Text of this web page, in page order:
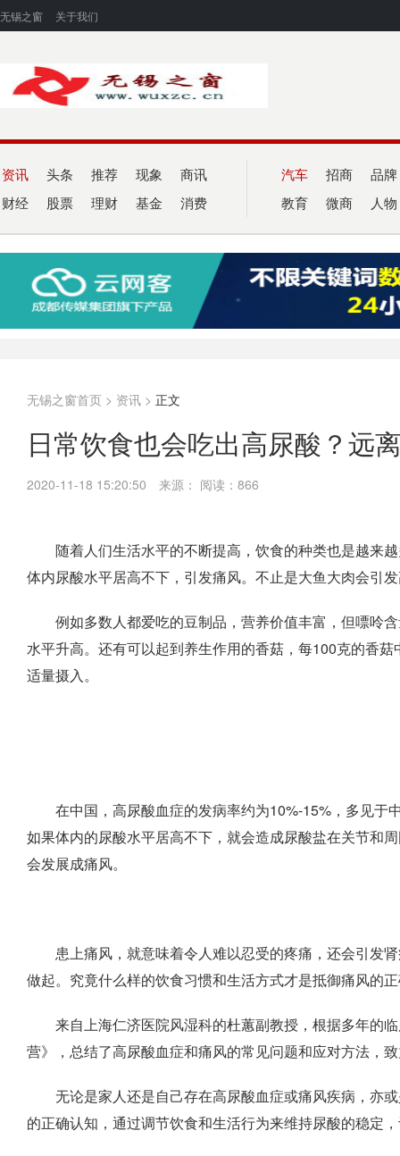
无锡之窗 关于我们
资讯 头条 推荐 现象 商讯
财经 股票 理财 基金 消费
汽车 招商 品牌
教育 微商 人物
无锡之窗首页 > 资讯 > 正文
日常饮食也会吃出高尿酸？远
2020-11-18 15:20:50 来源： 阅读：866
随着人们生活水平的不断提高，饮食的种类也是越来
体内尿酸水平居高不下，引发痛风。不止是大鱼大肉会引
例如多数人都爱吃的豆制品，营养价值丰富，但嘌呤
水平升高。还有可以起到养生作用的香菇，每100克的香
适量摄入。
在中国，高尿酸血症的发病率约为10%-15%，多见
如果体内的尿酸水平居高不下，就会造成尿酸盐在关节和
会发展成痛风。
患上痛风，就意味着令人难以忍受的疼痛，还会引发
做起。究竟什么样的饮食习惯和生活方式才是抵御痛风的
来自上海仁济医院风湿科的杜蕙副教授，根据多年的
营》，总结了高尿酸血症和痛风的常见问题和应对方法，
无论是家人还是自己存在高尿酸血症或痛风疾病，亦
的正确认知，通过调节饮食和生活行为来维持尿酸的稳定